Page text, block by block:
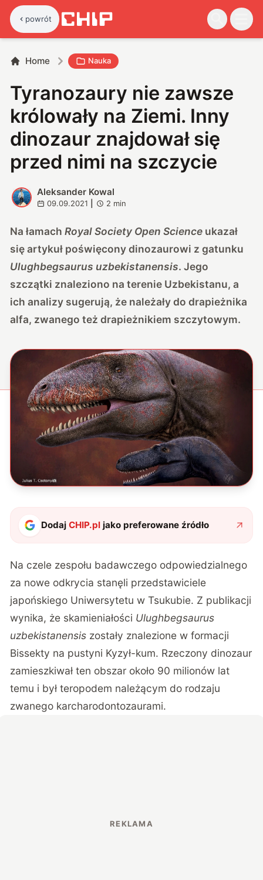
powrót
Home Nauka
Tyranozaury nie zawsze
królowały na Ziemi. Inny
dinozaur znajdował się
przed nimi na szczycie
A
Aleksander Kowal
09.09.2021 2 min
Na łamachRoyal Society Open Science ukazał
się artykuł poświęcony dinozaurowi z gatunku
Ulughbegsaurus uzbekistanensis. Jego
szczątki znaleziono na terenie Uzbekistanu, a
ich analizy sugerują, że należały do drapieżnika
alfa, zwanego też drapieżnikiem szczytowym.
DodajCHIP.pl jako preferowane źródło
Na czele zespołu badawczego odpowiedzialnego
za nowe odkrycia stanęli przedstawiciele
japońskiego Uniwersytetu w Tsukubie. Z publikacji
wynika, że skamieniałości Ulughbegsaurus
uzbekistanensis zostały znalezione w formacji
Bissekty na pustyni Kyzył-kum. Rzeczony dinozaur
zamieszkiwał ten obszar około 90 milionów lat
temu i był teropodem należącym do rodzaju
zwanego karcharodontozaurami.